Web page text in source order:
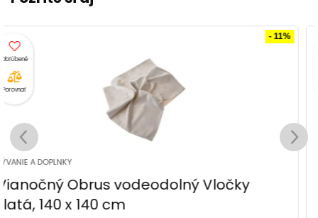
Porovnať
- 27%
BÝVANIE A DOPLNKY
Vianočná obliečka na vankúš Anjeli, 40 x
40 cm